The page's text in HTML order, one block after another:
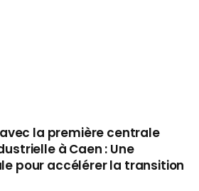
la première centrale
à Caen : Une
pour accélérer la transition